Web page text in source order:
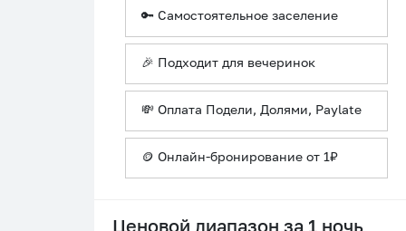
🔑 Самостоятельное заселение
🎉 Подходит для вечеринок
💸 Оплата Подели, Долями, Paylate
🪙 Онлайн-бронирование от 1₽
Ценовой диапазон за 1 ночь